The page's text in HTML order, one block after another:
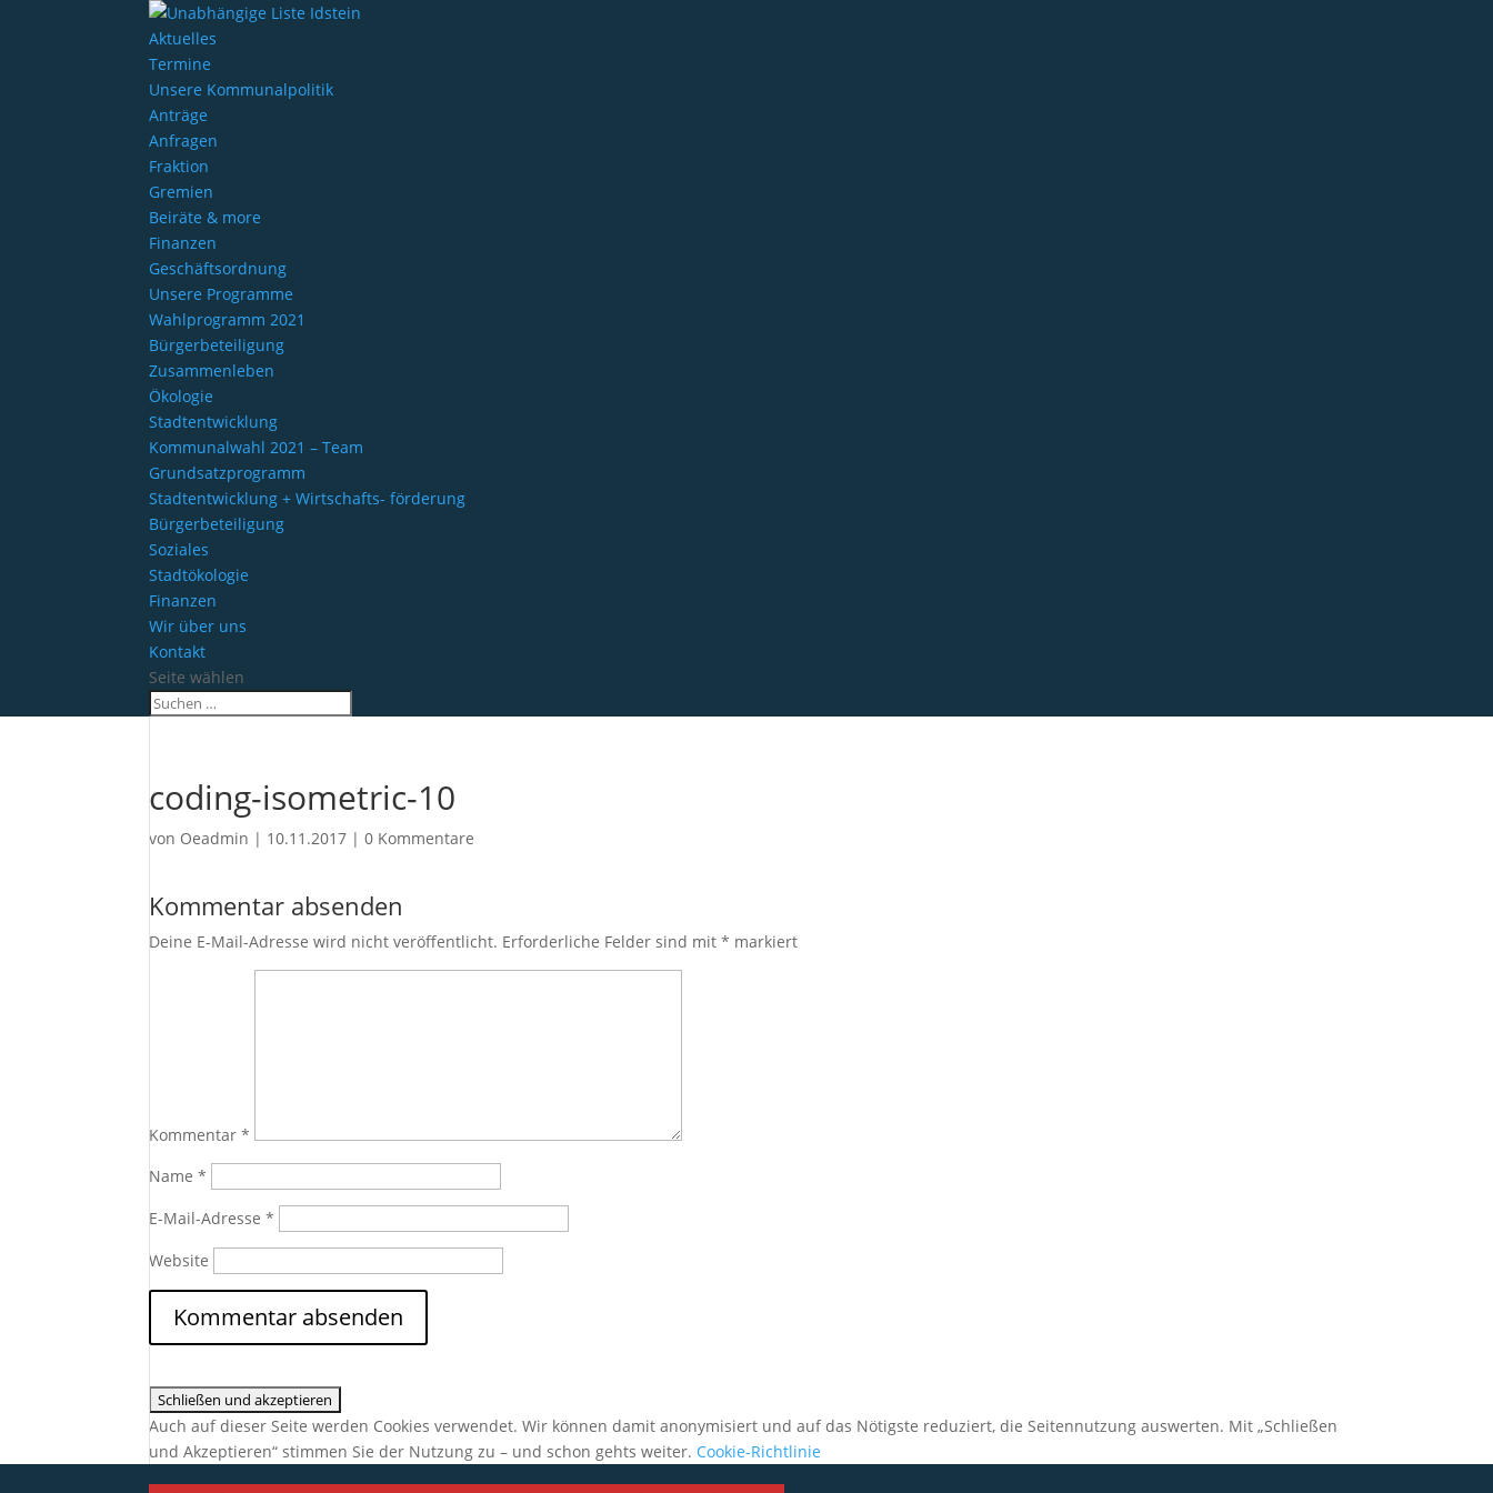
Aktuelles
Termine
Unsere Kommunalpolitik
Anträge
Anfragen
Fraktion
Gremien
Beiräte & more
Finanzen
Geschäftsordnung
Unsere Programme
Wahlprogramm 2021
Bürgerbeteiligung
Zusammenleben
Ökologie
Stadtentwicklung
Kommunalwahl 2021 – Team
Grundsatzprogramm
Stadtentwicklung + Wirtschafts- förderung
Bürgerbeteiligung
Soziales
Stadtökologie
Finanzen
Wir über uns
Kontakt
Seite wählen
coding-isometric-10
von Oeadmin | 10.11.2017 |0 Kommentare
Kommentar absenden
Deine E-Mail-Adresse wird nicht veröffentlicht. Erforderliche Felder sind mit* markiert
Kommentar*
Name*
E-Mail-Adresse*
Website
Auch auf dieser Seite werden Cookies verwendet. Wir können damit anonymisiert und auf das Nötigste reduziert, die Seitennutzung auswerten. Mit „Schließen
und Akzeptieren“ stimmen Sie der Nutzung zu – und schon gehts weiter. Cookie-Richtlinie